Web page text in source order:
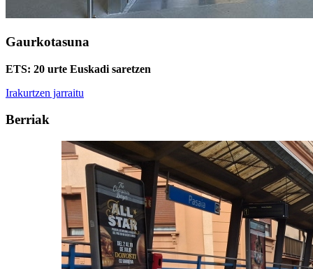
Gaurkotasuna
ETS: 20 urte Euskadi saretzen
Irakurtzen jarraitu
Berriak